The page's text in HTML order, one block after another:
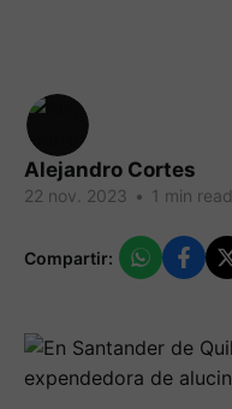
Alejandro Cortes
22 nov. 2023 • 1 min read
Compartir: